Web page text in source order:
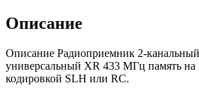
Описание
Описание Радиоприемник 2-
универсальный XR 433 МГц память на
кодировкой SLH или RC.